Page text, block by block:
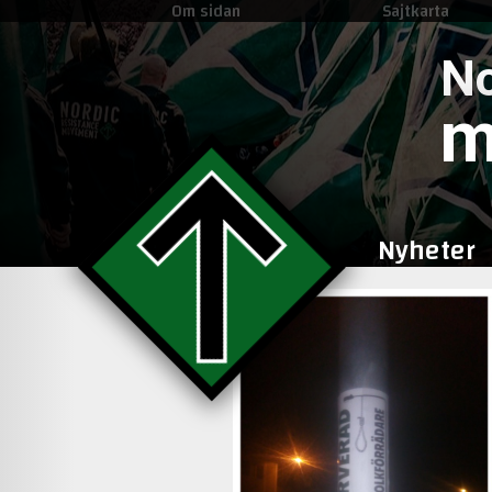
Om sidan Sajtkarta
Nyheter